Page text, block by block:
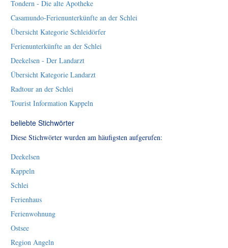
Tondern - Die alte Apotheke
Casamundo-Ferienunterkünfte an der Schlei
Übersicht Kategorie Schleidörfer
Ferienunterkünfte an der Schlei
Deekelsen - Der Landarzt
Übersicht Kategorie Landarzt
Radtour an der Schlei
Tourist Information Kappeln
beliebte Stichwörter
Diese Stichwörter wurden am häufigsten aufgerufen:
Deekelsen
Kappeln
Schlei
Ferienhaus
Ferienwohnung
Ostsee
Region Angeln